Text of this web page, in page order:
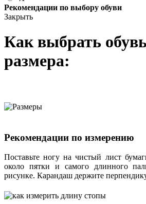
Рекомендации по выбору обуви
Закрыть
Как выбрать
размера:
Рекомендации по измерению
Поставьте ногу на чистый лист
около пятки и самого длинного
рисунке. Карандаш держите